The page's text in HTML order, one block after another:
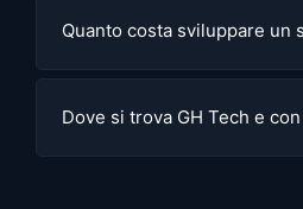
Quanto costa sviluppare un
Dove si trova GH Tech e